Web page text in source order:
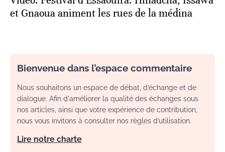
et Gnaoua animent les rues de la médina
Bienvenue dans l’espace commentaire
Nous souhaitons un espace de débat, d’échange et de
dialogue. Afin d'améliorer la qualité des échanges sous
nos articles, ainsi que votre expérience de contribution,
nous vous invitons à consulter nos règles d’utilisation.
Lire notre charte